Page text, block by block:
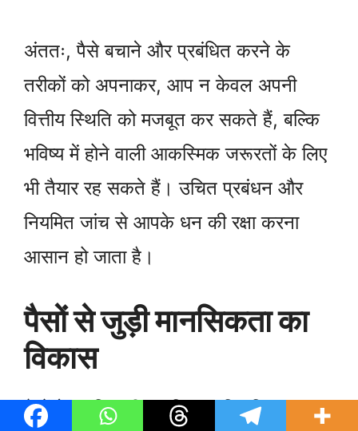
अंततः, पैसे बचाने और प्रबंधित करने के
तरीकों को अपनाकर, आप न केवल अपनी
वित्तीय स्थिति को मजबूत कर सकते हैं, बल्कि
भविष्य में होने वाली आकस्मिक जरूरतों के लिए
भी तैयार रह सकते हैं। उचित प्रबंधन और
नियमित जांच से आपके धन की रक्षा करना
आसान हो जाता है।
पैसों से जुड़ी मानसिकता का
विकास
पैसों के प्रति सही मानसिकता विकसित करना